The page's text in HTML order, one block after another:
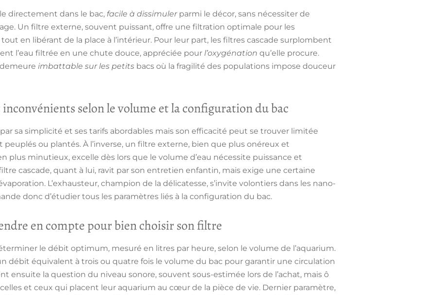
directement dans le bac, facile à dissimulerparmi le décor, sans nécessiter de
Un filtre externe, souvent puissant, offre une filtration optimale pour les
en libérant de la place à l’intérieur. Pour leur part, les filtres cascade surplombent
l’eau filtrée en une chute douce, appréciée pour l’oxygénation qu’elle procure.
imbattable sur les petits bacs où la fragilité des populations impose douceur
inconvénients selon le volume et la configuration du bac
sa simplicité et ses tarifs abordables mais son efficacité peut se trouver limitée
peuplés ou plantés. À l’inverse, un filtre externe, bien que plus onéreux et
plus minutieux, excelle dès lors que le volume d’eau nécessite puissance et
cascade, quant à lui, ravit par son entretien enfantin, mais exige une certaine
L’exhausteur, champion de la délicatesse, s’invite volontiers dans les nano-
donc d’étudier tous les paramètres liés à la configuration du bac.
en compte pour bien choisir son filtre
le débit optimum, mesuré en litres par heure, selon le volume de l’aquarium.
débit équivalent à trois ou quatre fois le volume du bac pour garantir une circulation
ensuite la question du niveau sonore, souvent sous-estimée lors de l’achat, mais ô
et ceux qui placent leur aquarium au cœur de la pièce de vie. Dernier paramètre,